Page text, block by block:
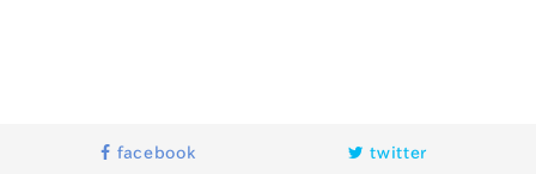
facebook twitter